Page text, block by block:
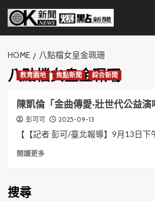
Skip
content
HOME 八點檔女皇金珮珊
八點檔女皇金珮珊
教育園地 焦點新聞 綜合新聞
陳凱倫「金曲傳愛•壯世代公益演
彭可可 2025-09-13
【【記者 彭可/臺北報導】9月13日下
閱讀更多Read
搜尋